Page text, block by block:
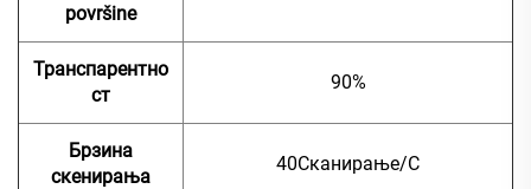
površine
Транспарентно
ст
90%
Брзина
скенирања
40Сканирање/С